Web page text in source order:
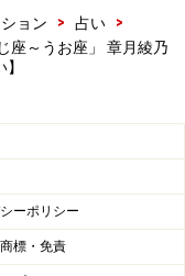
ないから、仮病で
分で自分をホメて
。
ョン > 占い
>
座～うお座」 章月綾乃
ーポリシー
標・免責